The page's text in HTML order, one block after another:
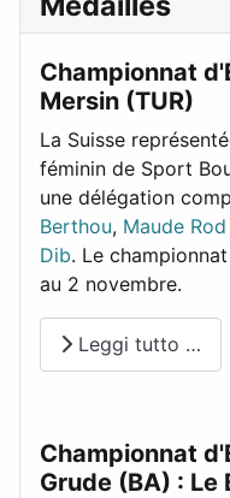
Championnat
Mersin (TUR)
La Suisse
féminin de Sport
une délégation
Berthou, Maude Rod
Dib. Le
au 2 novembre.
Leggi tutto …
Championnat
Grude (BA) : Le